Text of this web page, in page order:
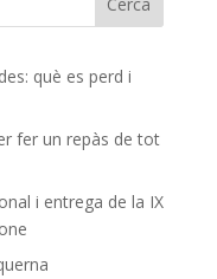
què es perd i
fer un repàs de tot
i entrega de la IX